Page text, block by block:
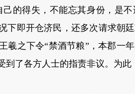
的得失，不能忘其身份，是
下即开仓济民，还多次请求朝
之下令“禁酒节粮”，本郡一
了各方人士的指责非议。为此